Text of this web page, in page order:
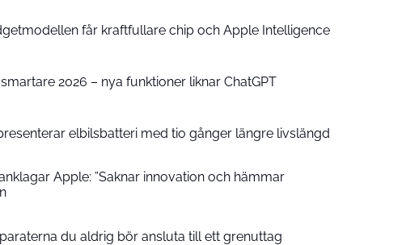
får kraftfullare chip och Apple Intelligence
2026 – nya funktioner liknar ChatGPT
elbilsbatteri med tio gånger längre livslängd
Apple: ”Saknar innovation och hämmar
du aldrig bör ansluta till ett grenuttag